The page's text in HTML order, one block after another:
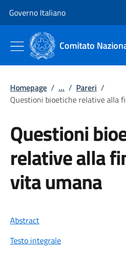
Governo Italiano
Comitato
Homepage / ... / Pareri /
Questioni bioetiche relative alla
Questioni
relative alla
vita umana
Abstract
Testo integrale